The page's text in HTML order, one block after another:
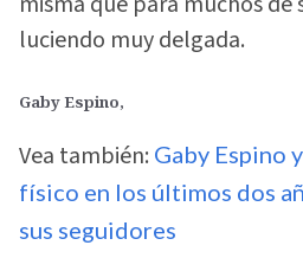
luciendo muy delgada.
Gaby Espino,
Vea también: Gaby Espino
físico en los últimos dos
sus seguidores